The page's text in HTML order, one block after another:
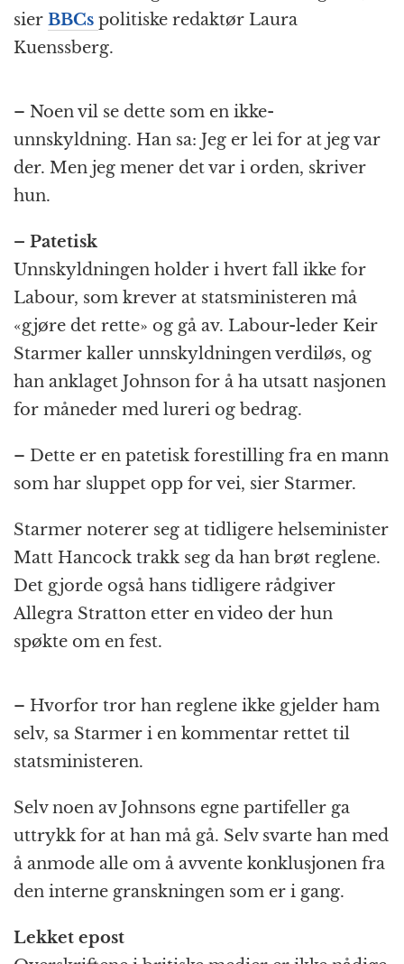
sier BBCs politiske redaktør Laura
Kuenssberg.
– Noen vil se dette som en ikke-
unnskyldning. Han sa: Jeg er lei for at jeg var
der. Men jeg mener det var i orden, skriver
hun.
– Patetisk
Unnskyldningen holder i hvert fall ikke for
Labour, som krever at statsministeren må
«gjøre det rette» og gå av. Labour-leder Keir
Starmer kaller unnskyldningen verdiløs, og
han anklaget Johnson for å ha utsatt nasjonen
for måneder med lureri og bedrag.
– Dette er en patetisk forestilling fra en mann
som har sluppet opp for vei, sier Starmer.
Starmer noterer seg at tidligere helseminister
Matt Hancock trakk seg da han brøt reglene.
Det gjorde også hans tidligere rådgiver
Allegra Stratton etter en video der hun
spøkte om en fest.
– Hvorfor tror han reglene ikke gjelder ham
selv, sa Starmer i en kommentar rettet til
statsministeren.
Selv noen av Johnsons egne partifeller ga
uttrykk for at han må gå. Selv svarte han med
å anmode alle om å avvente konklusjonen fra
den interne granskningen som er i gang.
Lekket epost